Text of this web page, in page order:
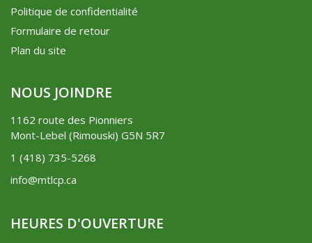
Politique de confidentialité
Formulaire de retour
Plan du site
NOUS JOINDRE
1162 route des Pionniers
Mont-Lebel (Rimouski) G5N 5R7
1 (418) 735-5268
info@mtlcp.ca
HEURES D'OUVERTURE